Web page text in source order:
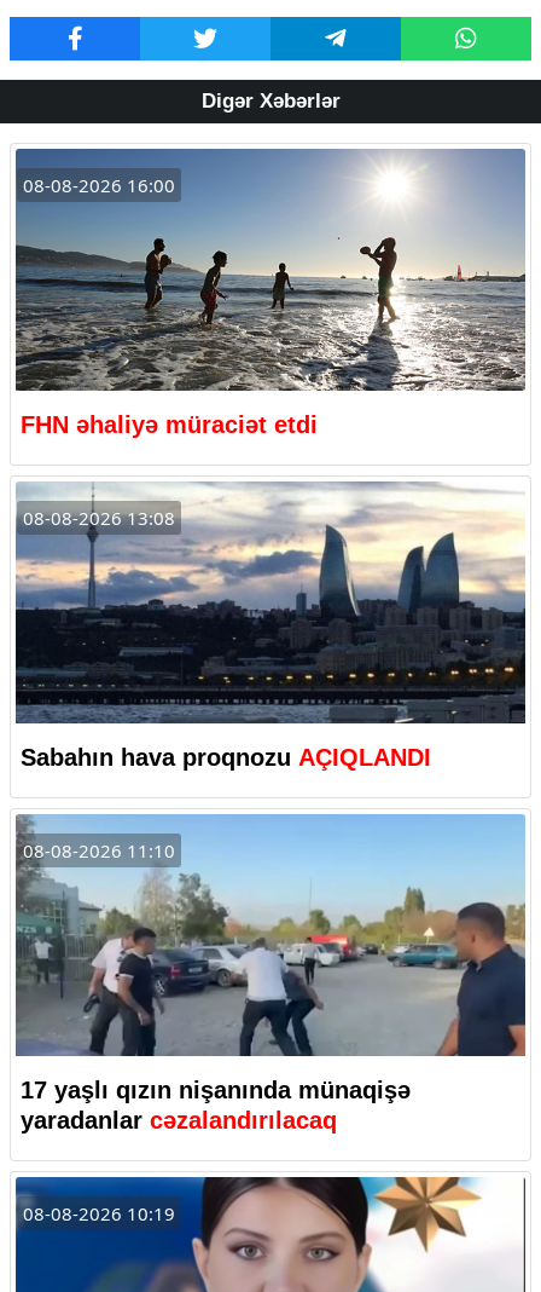
Digər Xəbərlər
08-08-2026 16:00
FHN əhaliyə müraciət etdi
08-08-2026 13:08
Sabahın hava proqnozu AÇIQLANDI
08-08-2026 11:10
17 yaşlı qızın nişanında münaqişə
yaradanlar cəzalandırılacaq
08-08-2026 10:19